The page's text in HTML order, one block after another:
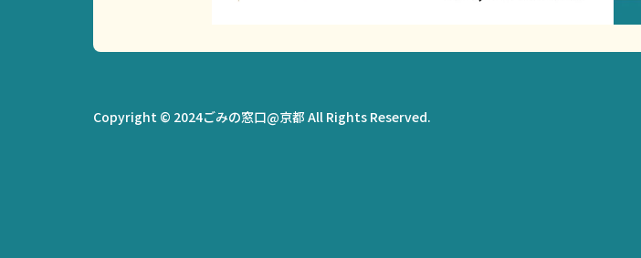
Copyright © 2024ごみの窓口@京都 All Rights Reserved.